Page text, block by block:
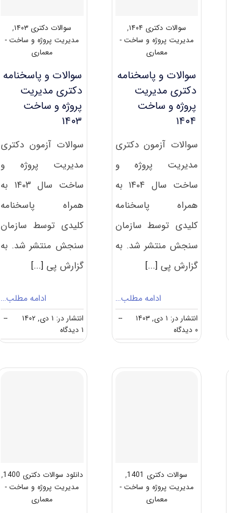
سوالات دکتری ۱۴۰۴
,
مدیریت پروژه و ساخت -
معماری
سوالات و پاسخنامه
دکتری مدیریت
پروژه و ساخت
۱۴۰۴
سوالات آزمون دکتری
مدیریت پروژه و
ساخت سال ۱۴۰۴ به
همراه پاسخنامه
کلیدی توسط سازمان
سنجش منتشر شد. به
گزارش پی [...]
ادامه مطلب…
انتشار در: ۱ دی, ۱۴۰۳
--
۰ دیدگاه
سوالات
سوالات دکتری ۱۴۰۳
,
مدیریت پروژه و ساخت -
معماری
سوالات و پاسخنامه
دکتری مدیریت
پروژه و ساخت
۱۴۰۳
سوالات آزمون دکتری
مدیریت پروژه و
ساخت سال ۱۴۰۳ به
همراه پاسخنامه
کلیدی توسط سازمان
سنجش منتشر شد. به
گزارش پی [...]
ادامه مطلب…
انتشار در: ۱ دی, ۱۴۰۲
--
۱ دیدگاه
سوالات
سوالات دکتری 1401
,
مدیریت پروژه و ساخت -
معماری
دانلود سوالات دکتری 1400
,
مدیریت پروژه و ساخت -
معماری